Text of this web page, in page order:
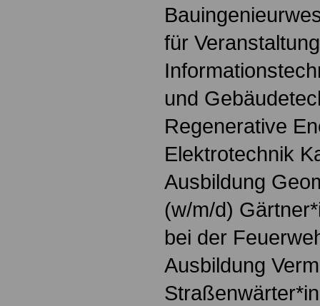
für
und
Regenerative
Elektrotechnik
Ausbildung
(w/m/d)
bei der
Ausbildung